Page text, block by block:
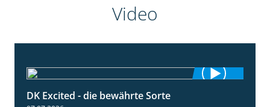
Video
DK Excited - die bewährte Sorte